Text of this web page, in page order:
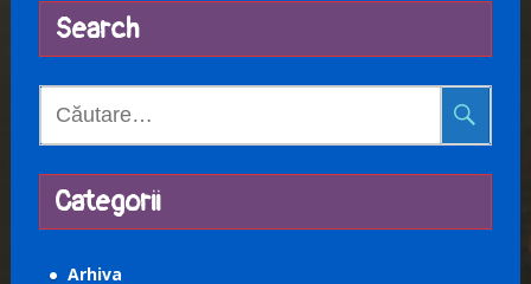
Search
Caută
Categorii
Arhiva